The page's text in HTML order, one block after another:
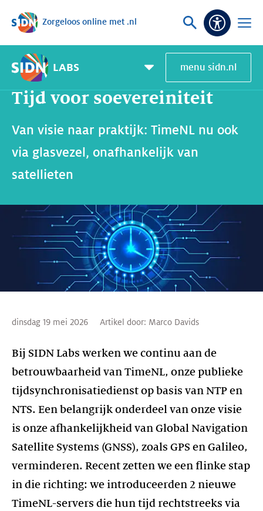
Sla navigatie over
Zorgeloos online met .nl
Vraag
zoek
Open
LABS
Pagemenu
toggle
menu sidn.nl
Home SIDN Labs Tijd voor soevereiniteit
Tijd voor soevereiniteit
Van visie naar praktijk: TimeNL nu ook
via glasvezel, onafhankelijk van
satellieten
dinsdag 19 mei 2026 Artikel door: Marco Davids
Bij SIDN Labs werken we continu aan de
betrouwbaarheid van TimeNL, onze publieke
tijdsynchronisatiedienst op basis van NTP en
NTS. Een belangrijk onderdeel van onze visie
is onze afhankelijkheid van Global Navigation
Satellite Systems (GNSS), zoals GPS en Galileo,
verminderen. Recent zetten we een flinke stap
in die richting: we introduceerden 2 nieuwe
TimeNL-servers die hun tijd rechtstreeks via